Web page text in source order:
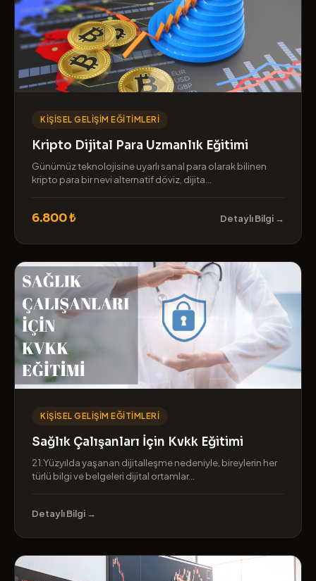
KIŞISEL GELIŞIM EĞITIMLERI
Kripto Dijital Para Uzmanlık Eğitimi
Günümüz teknolojisine uyarlı sanal para olarak bilinen
kripto para bir nevi alternatif döviz, dijita...
6.800 ₺ Detaylı Bilgi →
KIŞISEL GELIŞIM EĞITIMLERI
Sağlık Çalışanları İçin Kvkk Eğitimi
21.Yüzyılda yaşanan dijitalleşme nedeniyle, bireylerin her
türlü bilgi ve belgeleri dijital ortamlar...
Detaylı Bilgi →